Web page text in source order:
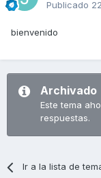
Publicado
bienvenido
Archivado
Este tema
respuestas.
Ir a la lista de